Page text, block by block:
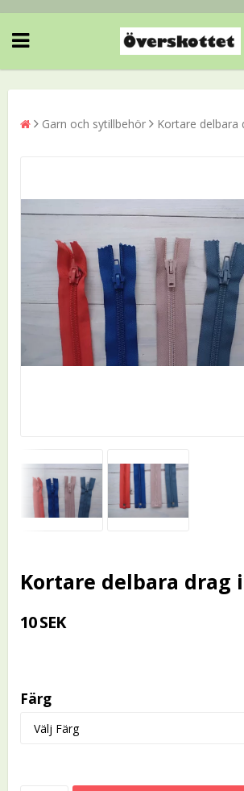
Garn och sytillbehör Kortare delbara
Kortare delbara drag
10 SEK
Färg